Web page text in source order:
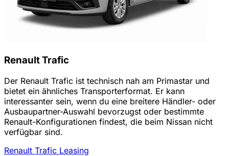
Renault Trafic
Der Renault Trafic ist technisch nah am Primastar und
bietet ein ähnliches Transporterformat. Er kann
interessanter sein, wenn du eine breitere Händler- oder
Ausbaupartner-Auswahl bevorzugst oder bestimmte
Renault-Konfigurationen findest, die beim Nissan nicht
verfügbar sind.
Renault Trafic Leasing